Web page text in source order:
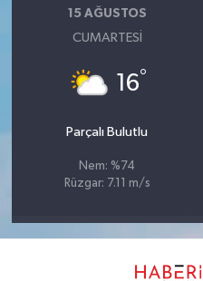
15 AĞUSTOS
CUMARTESI
16°
Parçalı Bulutlu
Nem: %74
Rüzgar: 7.11 m/s